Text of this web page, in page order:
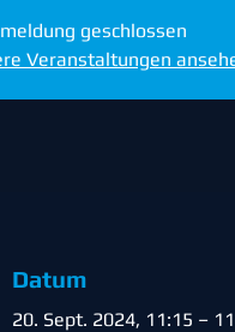
geschlossen
Veranstaltungen
Datum
20. Sept. 2024, 11:15 –